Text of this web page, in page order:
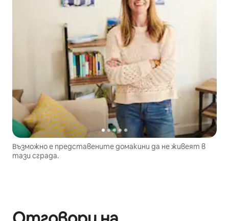
Възможно е представените домакини да не живеят в
тази сграда.